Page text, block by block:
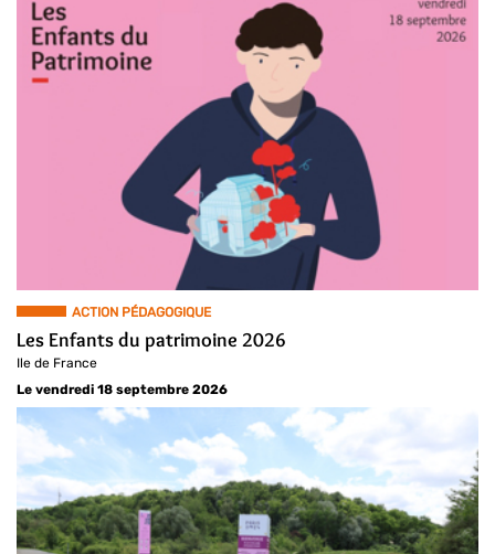
ACTION PÉDAGOGIQUE
Les Enfants du patrimoine 2026
Ile de France
Le vendredi 18 septembre 2026